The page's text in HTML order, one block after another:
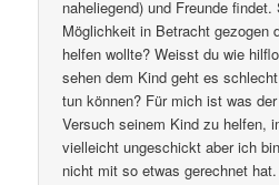
naheliegend) und Freunde
Möglichkeit in Betracht gezogen
helfen wollte? Weisst du wie
sehen dem Kind geht es
tun können? Für mich ist was
Versuch seinem Kind zu helfen,
vielleicht ungeschickt aber ich
nicht mit so etwas gerechnet